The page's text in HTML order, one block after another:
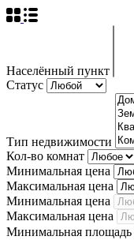
Населённый пункт
Статус
Тип недвижимости
Кол-во комнат
Минимальная цена
Максимальная цена
Минимальная цена
Максимальная цена
Минимальная площадь